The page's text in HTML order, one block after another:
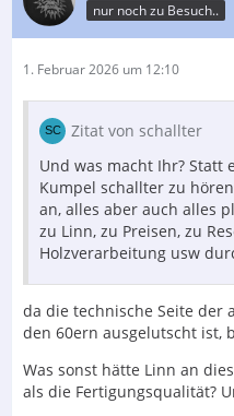
nur noch zu Besuch..
1. Februar 2026 um 12:10
Zitat von schallter
Und was macht Ihr? Statt
Kumpel schallter zu
an, alles aber auch alles
zu Linn, zu Preisen, zu
Holzverarbeitung usw
da die technische Seite der
den 60ern ausgelutscht ist,
Was sonst hätte Linn an
als die Fertigungsqualität?